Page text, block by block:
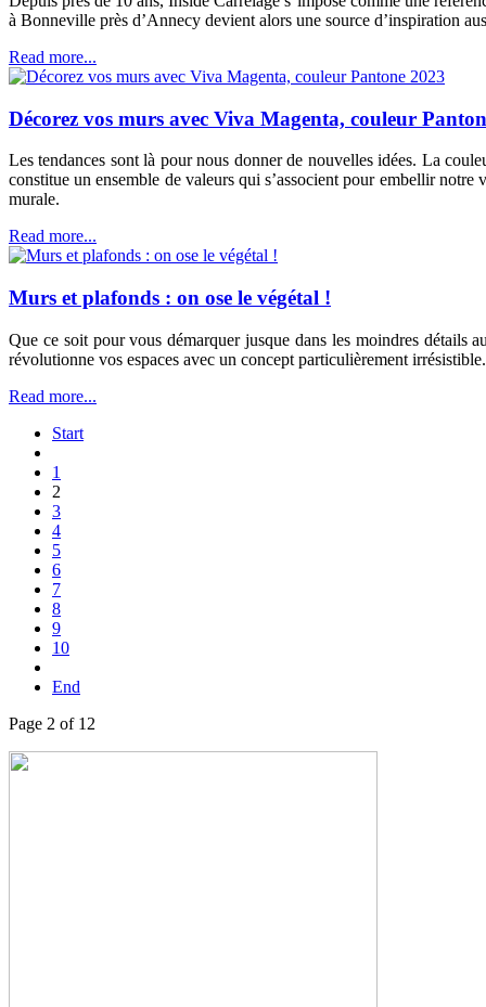
à Bonneville près d’Annecy devient alors une source d’inspiration
Read more...
Décorez vos murs avec Viva Magenta, couleur
Les tendances sont là pour nous donner de nouvelles idées. La
constitue un ensemble de valeurs qui s’associent pour embellir
murale.
Read more...
Murs et plafonds : on ose le végétal !
Que ce soit pour vous démarquer jusque dans les moindres détails
révolutionne vos espaces avec un concept particulièrement irrésistible.
Read more...
Start
1
2
3
4
5
6
7
8
9
10
End
Page 2 of 12